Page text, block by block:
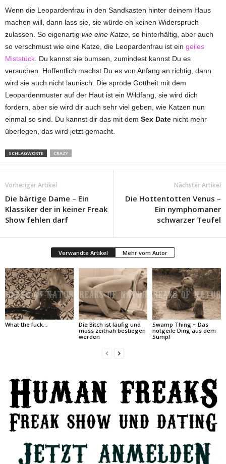
Wenn die Leopardenfrau in den Sandkasten hinter deinem Haus
machen will, dann lass sie, sie würde eh keinen Widerspruch
zulassen. So eigenartig wie eine Katze, so hinterhältig, aber auch
so verschmust wie eine Katze, die Leopardenfrau ist ein geiles
Miststück. Du kannst sie bumsen, zumindest kannst Du es
versuchen. Hoffentlich machst Du es von Anfang an richtig, dann
wird sie auch nicht launisch. Die spröde Gottheit mit dem
Leopardenmuster auf der Haut ist ein Wildfang, sie wird dich
fordern, aber sie wird dir auch sehr viel geben, wie Katzen nun
einmal so sind. Du kannst dir das mit dem Sex Date nicht mehr
überlegen, das wird jetzt gemacht.
SCHLAGWORTE CRAZY
Vorheriger Artikel
Die bärtige Dame – Ein
Klassiker der in keiner Freak
Show fehlen darf
Nächster Artikel
Die Hottentotten Venus –
Ein nymphomaner
schwarzer Teufel
Verwandte Artikel Mehr vom Autor
What the fuck…
Die Bitch ist läufig und
muss zeitnah bestiegen
werden
Swamp Thing ~ Das
notgeile Ding aus dem
Sumpf